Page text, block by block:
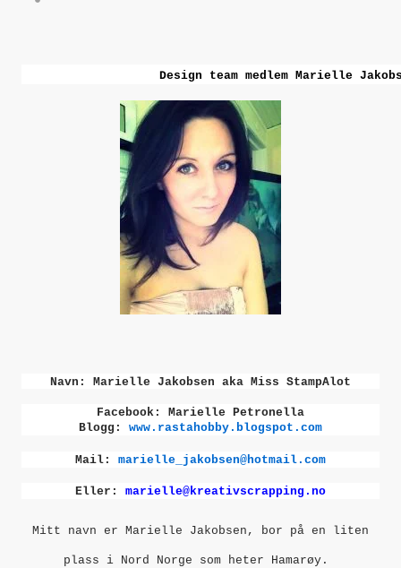
Design team medlem Marielle
Navn: Marielle Jakobsen aka Miss StampAlot
Facebook: Marielle Petronella
Blogg: www.rastahobby.blogspot.com
Mail: marielle_jakobsen@hotmail.com
Eller: marielle@kreativscrapping.no
Mitt navn er Marielle Jakobsen, bor på en liten
plass i Nord Norge som heter Hamarøy.